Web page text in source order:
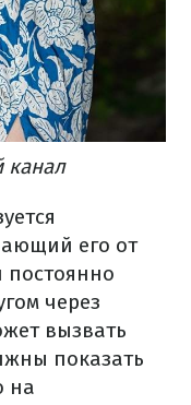
канал
его от
постоянно
через
вызвать
показать
на